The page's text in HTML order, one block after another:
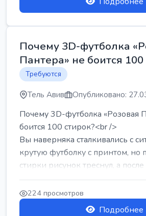
Почему 3D-футболка
Пантера» не боится 100
Требуются
Тель Авив Опубликовано:
Почему 3D-футболка «Розовая
боится 100 стирок?<br />
Вы наверняка сталкивались с
крутую футболку с принтом, но
стирки рисунок треснул, а после
224 просмотров
Подробнее